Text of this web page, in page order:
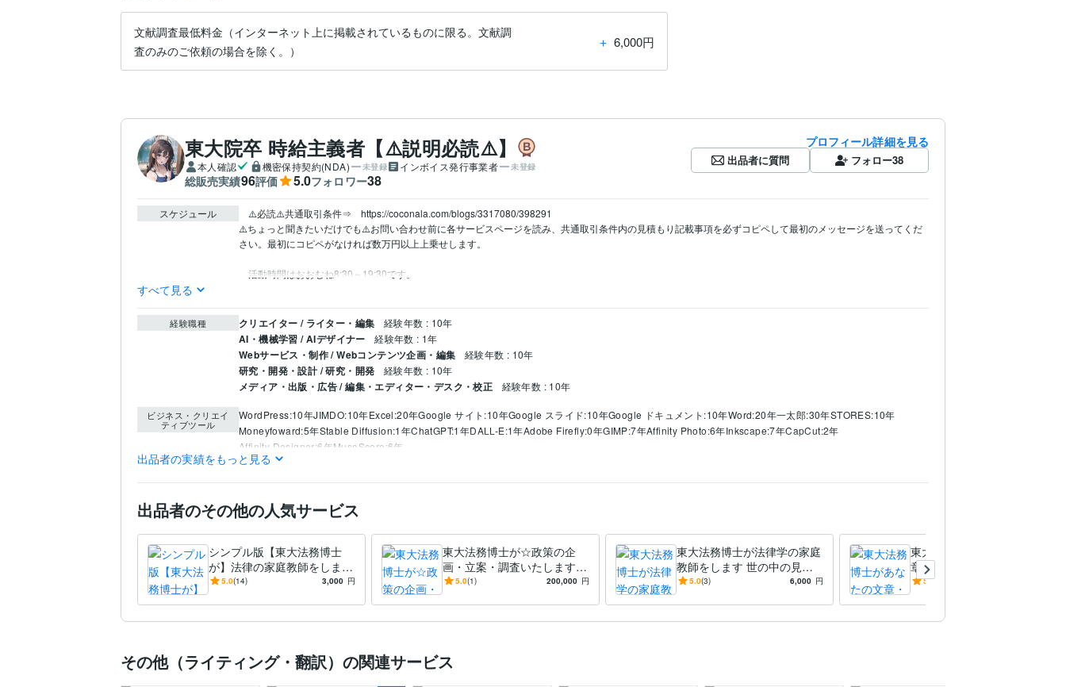
文献調査最低料金（インターネット上に掲載されているものに限る。文献調
査のみのご依頼の場合を除く。）
＋ 6,000円
東大院卒 時給主義者【⚠️説明必読⚠️】
本人確認 機密保持契約(NDA) 未登録 インボイス発行事業者 未登録
総販売実績96評価 5.0フォロワー38
プロフィール詳細を見る
出品者に質問 フォロー38
スケジュール
⚠️必読⚠️共通取引条件⇒　https://coconala.com/blogs/3317080/398291
⚠️ちょっと聞きたいだけでも⚠️お問い合わせ前に各サービスページを読み、共通取引条件内の見積もり記載事項を必ずコピペして最初のメッセージを送ってくだ
さい。最初にコピペがなければ数万円以上上乗せします。
活動時間はおおむね8:30～19:30です。
すべて見る
経験職種 クリエイター / ライター・編集 経験年数 : 10年
AI・機械学習 / AIデザイナー 経験年数 : 1年
Webサービス・制作 / Webコンテンツ企画・編集 経験年数 : 10年
研究・開発・設計 / 研究・開発 経験年数 : 10年
メディア・出版・広告 / 編集・エディター・デスク・校正 経験年数 : 10年
ビジネス・クリエイ
ティブツール
WordPress:10年JIMDO:10年Excel:20年Google サイト:10年Google スライド:10年Google ドキュメント:10年Word:20年一太郎:30年STORES:10年
Moneyfoward:5年Stable Diffusion:1年ChatGPT:1年DALL-E:1年Adobe Firefly:0年GIMP:7年Affinity Photo:6年Inkscape:7年CapCut:2年
Affinity Designer:6年MuseScore:6年
小説 記事 論文 ブログ
学習指導・資格・キャリア相談
理由
法律 家庭教師 社会人 国家資格 大学生 レポート 卒論 論文 修士論文 通信制大学
学歴 東京大学 2019年3月 ~ 2022年2月
語学力 フランス語 日常会話レベル
イタリア語 日常会話レベル
出品者の実績をもっと見る
出品者のその他の人気サービス
シンプル版【東大法務博士
が】法律の家庭教師をします
【大学生必見！】スッキリわ
5.0(14) 3,000 円
東大法務博士が☆政策の企
画・立案・調査いたします
条例案の作成もお任せくださ
5.0(1) 200,000 円
東大法務博士が法律学の家庭
教師をします 世の中の見え
方が変わる！【東大法務博士
5.0(3) 6,000 円
東大法務博士があなたの文
章・作品を校正・添削します
小説・脚本・記事等を徹底的
5.0
その他（ライティング・翻訳）の関連サービス